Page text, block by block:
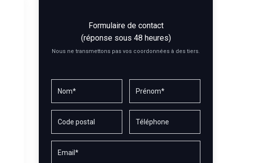
Formulaire de contact
(réponse sous 48 heures)
Nous ne transmettons pas vos coordonnées à des tiers.